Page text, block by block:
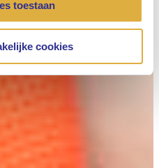
toestaan
cookies